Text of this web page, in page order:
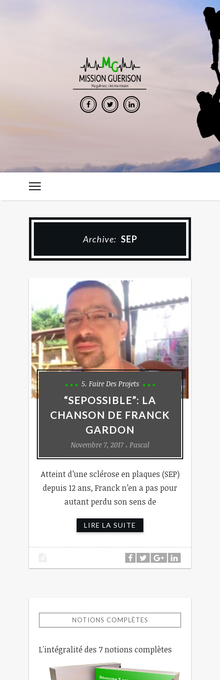
Archive: SEP
5. Faire Des Projets
“SEPOSSIBLE”: LA
CHANSON DE FRANCK
GARDON
Novembre 7, 2017 Pascal
Atteint d’une sclérose en plaques (SEP)
depuis 12 ans, Franck n’en a pas pour
autant perdu son sens de
LIRE LA SUITE
NOTIONS COMPLÈTES
L'intégralité des 7 notions complètes